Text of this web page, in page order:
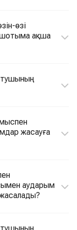
өзі
ақша
жасауға
аударым